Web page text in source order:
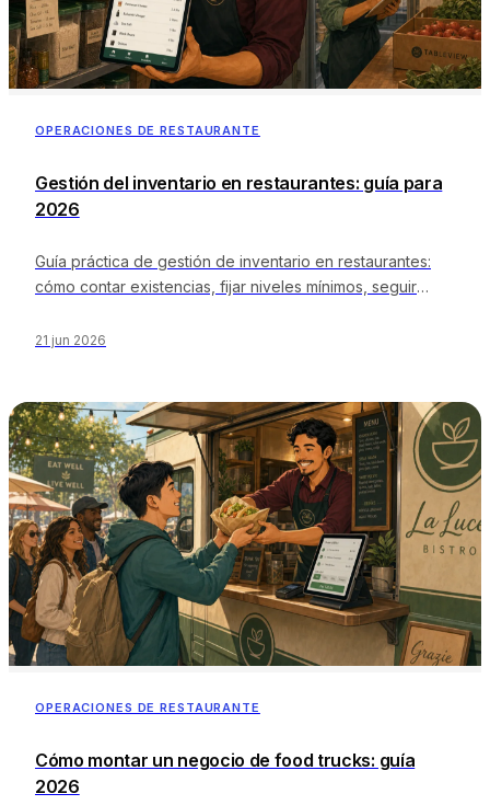
OPERACIONES DE RESTAURANTE
Gestión del inventario en restaurantes: guía para
2026
Guía práctica de gestión de inventario en restaurantes:
cómo contar existencias, fijar niveles mínimos, seguir
inventario y unirlo todo al coste de la comida y a los
21 jun 2026
OPERACIONES DE RESTAURANTE
Cómo montar un negocio de food trucks: guía
2026